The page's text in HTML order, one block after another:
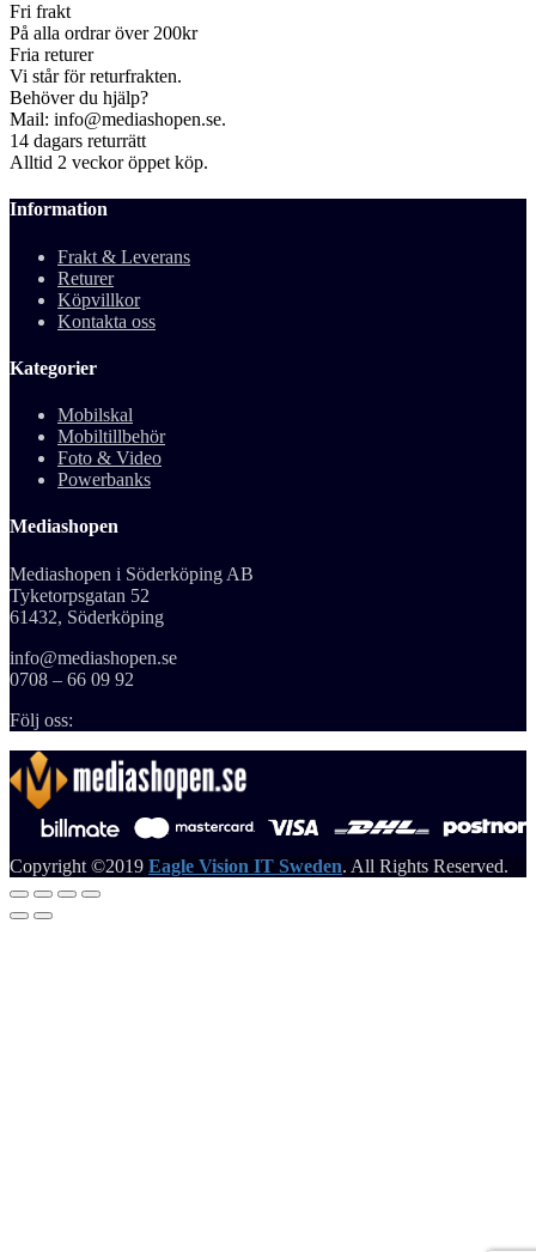
Fri frakt
På alla ordrar över 200kr
Fria returer
Vi står för returfrakten.
Behöver du hjälp?
Mail: info@mediashopen.se.
14 dagars returrätt
Alltid 2 veckor öppet köp.
Information
Frakt & Leverans
Returer
Köpvillkor
Kontakta oss
Kategorier
Mobilskal
Mobiltillbehör
Foto & Video
Powerbanks
Mediashopen
Mediashopen i Söderköping AB
Tyketorpsgatan 52
61432, Söderköping
info@mediashopen.se
0708 – 66 09 92
Följ oss:
Copyright ©2019 Eagle Vision IT Sweden. All Rights Reserved.